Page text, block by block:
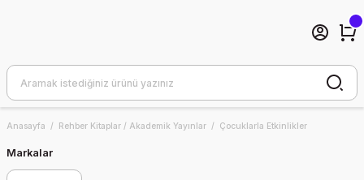
Anasayfa Rehber Kitaplar / Akademik Yayınlar Çocuklarla Etkinlikler
Markalar